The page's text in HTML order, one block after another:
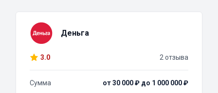
Деньга
3.0 2 отзыва
Сумма
от 30 000 ₽ до 1 000 000 ₽